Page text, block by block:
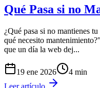
Qué Pasa si no
¿Qué pasa si no mantienes
qué necesito
que un día la web dej...
19 ene 2026 4 min